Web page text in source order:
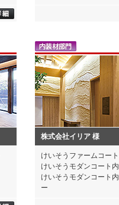
株式会社イリア 様
けいそうファームコー
けいそうモダンコート
けいそうモダンコート
ー